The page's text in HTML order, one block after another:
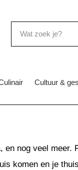
Cultuur &
en nog veel
komen en je